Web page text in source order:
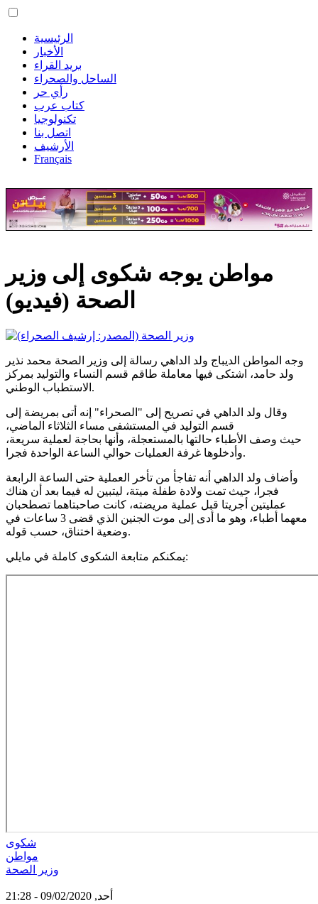
الرئيسية
الأخبار
بريد القراء
الساحل والصحراء
رأي حر
كتاب عرب
تكنولوجيا
اتصل بنا
الأرشيف
Français
مواطن يوجه شكوى إلى وزير
الصحة (فيديو)
وجه المواطن الديباج ولد الداهي رسالة إلى وزير الصحة محمد نذير
ولد حامد، اشتكى فيها معاملة طاقم قسم النساء والتوليد بمركز
الاستطباب الوطني.
وقال ولد الداهي في تصريح إلى "الصحراء" إنه أتى بمريضة إلى
قسم التوليد في المستشفى مساء الثلاثاء الماضي،
حيث وصف الأطباء حالتها بالمستعجلة، وأنها بحاجة لعملية سريعة،
وأدخلوها غرفة العمليات حوالي الساعة الواحدة فجرا.
وأضاف ولد الداهي أنه تفاجأ من تأخر العملية حتى الساعة الرابعة
فجرا، حيث تمت ولادة طفلة ميتة، ليتبين له فيما بعد أن هناك
عمليتين أجريتا قبل عملية مريضته، كانت صاحبتاهما تصطحبان
معهما أطباء، وهو ما أدى إلى موت الجنين الذي قضى 3 ساعات في
وضعية اختناق، حسب قوله.
يمكنكم متابعة الشكوى كاملة في مايلي:
شكوى
مواطن
وزير الصحة
أحد, 09/02/2020 - 21:28